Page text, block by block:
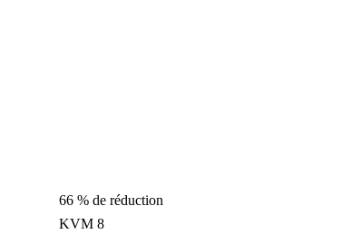
66 % de réduction
KVM 8